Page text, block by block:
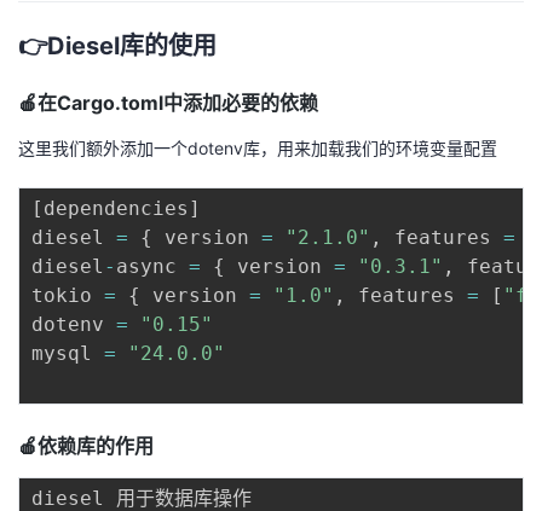
👉Diesel库的使用
🍎在Cargo.toml中添加必要的依赖
这里我们额外添加一个dotenv库，用来加载我们的环境变量配置
[ dependencies ]
diesel = { version = "2.1.0" , features =
diesel - async = { version = "0.3.1" ,
tokio = { version = "1.0" , features = [
dotenv =
"0.15"
mysql = "24.0.0"
🍎依赖库的作用
diesel 用于数据库操作